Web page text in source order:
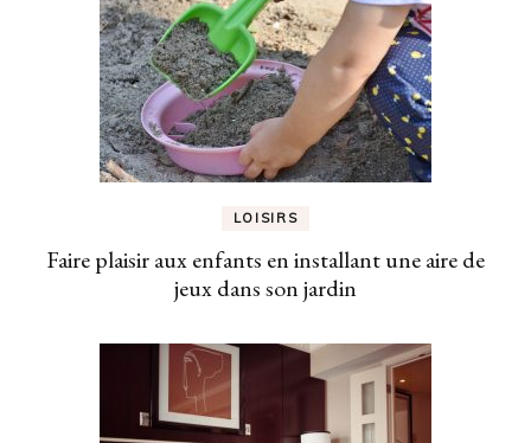
LOISIRS
Faire plaisir aux enfants en installant une aire de
jeux dans son jardin